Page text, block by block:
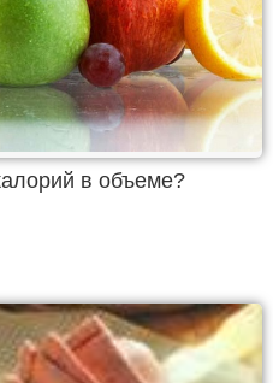
в объеме?